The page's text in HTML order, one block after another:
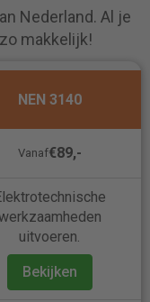
Nederland. Al je
makkelijk!
NEN 3140
Vanaf€89,-
uitvoeren.
Bekijken